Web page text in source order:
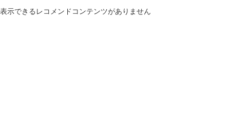
表示できるレコメンドコンテンツがありません